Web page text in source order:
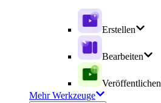
Erstellen
Bearbeiten
Veröffentlichen
Mehr Werkzeuge